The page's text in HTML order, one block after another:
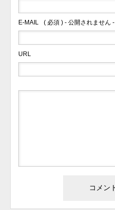
E-MAIL ( 必須 ) - 公開されません -
URL